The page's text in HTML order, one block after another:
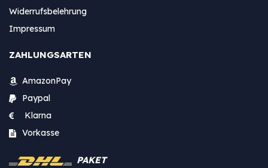
Widerrufsbelehrung
Impressum
ZAHLUNGSARTEN
AmazonPay
Paypal
Klarna
Vorkasse
PAKET